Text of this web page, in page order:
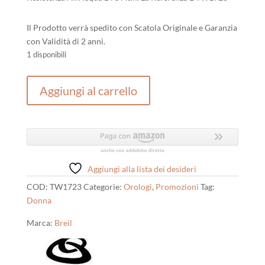
Il Prodotto verrà spedito con Scatola Originale e Garanzia
con Validità di 2 anni.
1 disponibili
Contempo
Aggiungi al carrello
Aggiungi alla lista dei desideri
COD: TW1723Categorie: Orologi, Promozioni Tag:
Donna
Marca: Breil